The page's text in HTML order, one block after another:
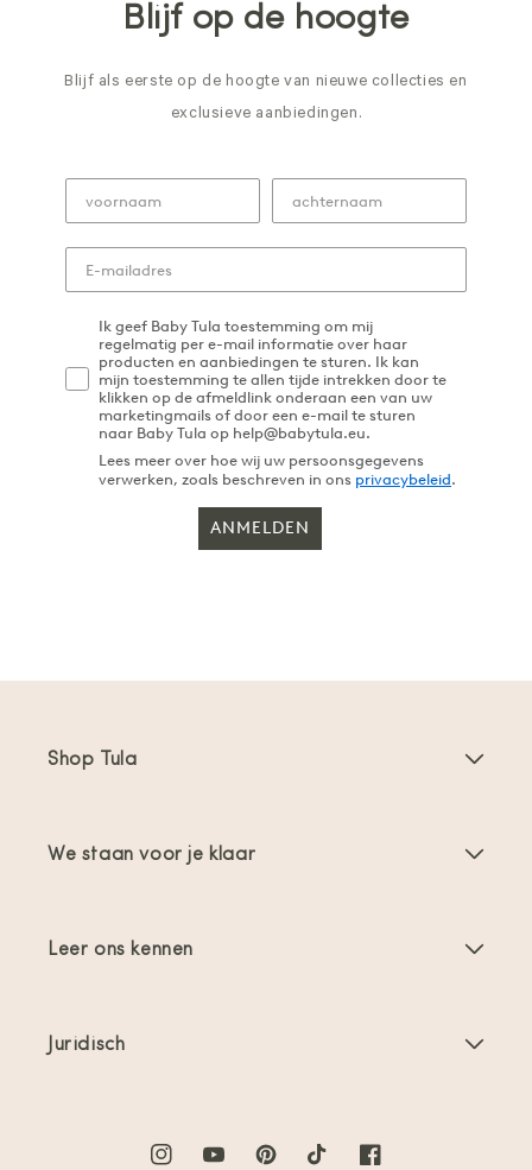
Blijf op de hoogte
Blijf als eerste op de hoogte van nieuwe collecties en
exclusieve aanbiedingen.
Ik geef Baby Tula toestemming om mij
regelmatig per e-mail informatie over haar
producten en aanbiedingen te sturen. Ik kan
mijn toestemming te allen tijde intrekken door te
klikken op de afmeldlink onderaan een van uw
marketingmails of door een e-mail te sturen
naar Baby Tula op help@babytula.eu.
Lees meer over hoe wij uw persoonsgegevens
verwerken, zoals beschreven in ons privacybeleid.
ANMELDEN
Shop Tula
Aanbiedingen & promoties
We staan voor je klaar
Leer ons kennen
Juridisch